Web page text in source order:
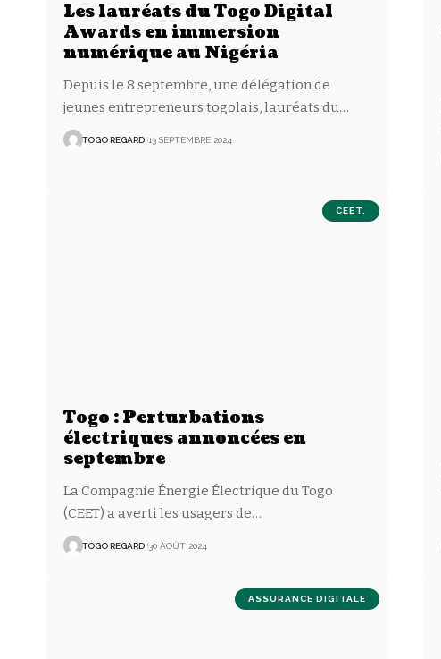
Les lauréats du Togo Digital
Awards en immersion
numérique au Nigéria
Depuis le 8 septembre, une délégation de
jeunes entrepreneurs togolais, lauréats du…
TOGO REGARD 13 SEPTEMBRE 2024
CEET.
Togo : Perturbations
électriques annoncées en
septembre
La Compagnie Énergie Électrique du Togo
(CEET) a averti les usagers de…
TOGO REGARD 30 AOÛT 2024
ASSURANCE DIGITALE